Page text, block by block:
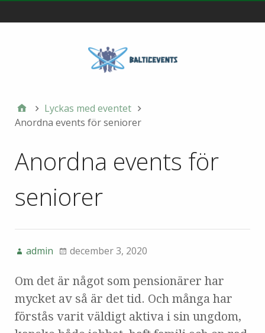
Lyckas med eventet
Anordna events för seniorer
Anordna events för
seniorer
admin december 3, 2020
Om det är något som pensionärer har
mycket av så är det tid. Och många har
förstås varit väldigt aktiva i sin ungdom,